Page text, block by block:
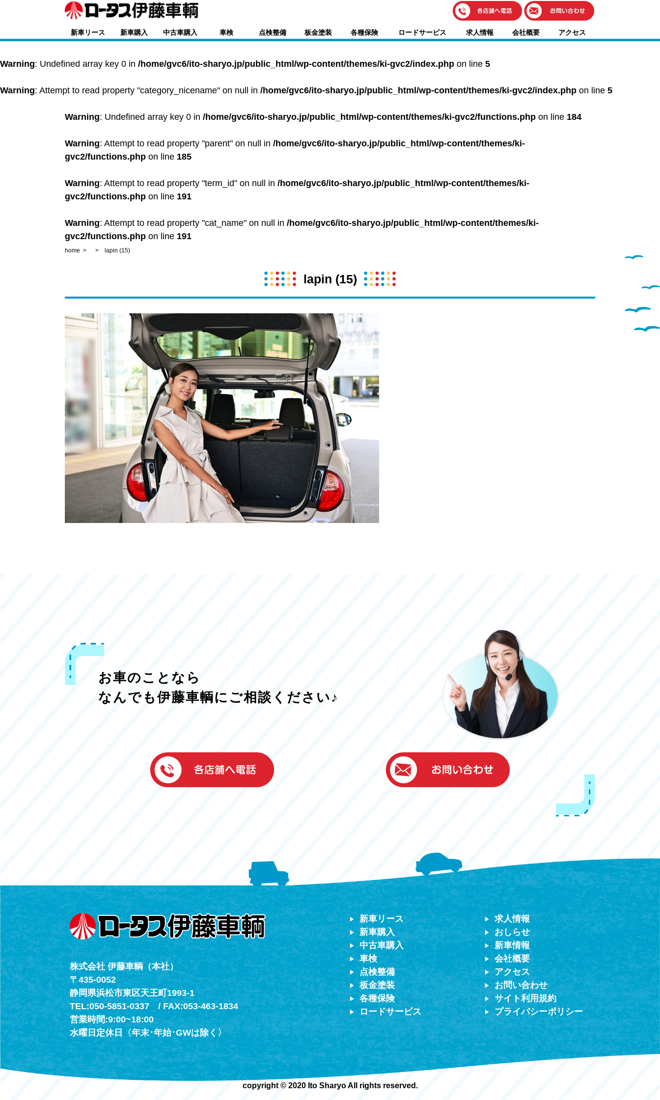
伊藤車輌（本社）
050-5851-0337
050-5851-0338
レスキューセンター
（年中無休24h対応）
新車リース 新車購入 中古車購入 車検 点検整備 板金塗装 各種保険 ロードサービス 求人情報 会社概要 アクセス
Warning: Undefined array key 0 in /home/gvc6/ito-sharyo.jp/public_html/wp-content/themes/ki-gvc2/index.php on line 5
Warning: Attempt to read property "category_nicename" on null in /home/gvc6/ito-sharyo.jp/public_html/wp-content/themes/ki-gvc2/index.php on line 5
Warning: Undefined array key 0 in /home/gvc6/ito-sharyo.jp/public_html/wp-content/themes/ki-gvc2/functions.php on line 184
Warning: Attempt to read property "parent" on null in /home/gvc6/ito-sharyo.jp/public_html/wp-content/themes/ki-
gvc2/functions.php on line 185
Warning: Attempt to read property "term_id" on null in /home/gvc6/ito-sharyo.jp/public_html/wp-content/themes/ki-
gvc2/functions.php on line 191
Warning: Attempt to read property "cat_name" on null in /home/gvc6/ito-sharyo.jp/public_html/wp-content/themes/ki-
gvc2/functions.php on line 191
home lapin (15)
lapin (15)
お車のことなら
なんでも伊藤車輌にご相談ください♪
伊藤車輌（本社）
050-5851-0337
株式会社 伊藤車輌（本社）
〒435-0052
静岡県浜松市東区天王町1993-1
TEL:050-5851-0337 / FAX:053-463-1834
営業時間:9:00~18:00
水曜日定休日〈年末･年始･GWは除く〉
新車リース
新車購入
中古車購入
車検
点検整備
板金塗装
各種保険
ロードサービス
求人情報
おしらせ
新車情報
会社概要
アクセス
お問い合わせ
サイト利用規約
プライバシーポリシー
copyright © 2020 Ito Sharyo All rights reserved.